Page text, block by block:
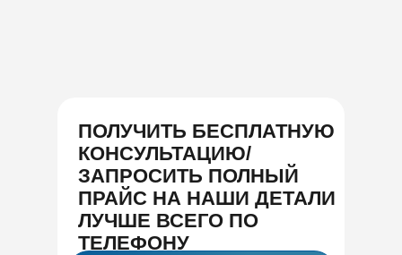
ПОЛУЧИТЬ БЕСПЛАТНУЮ
КОНСУЛЬТАЦИЮ/
ЗАПРОСИТЬ ПОЛНЫЙ
ПРАЙС НА НАШИ ДЕТАЛИ
ЛУЧШЕ ВСЕГО ПО
ТЕЛЕФОНУ